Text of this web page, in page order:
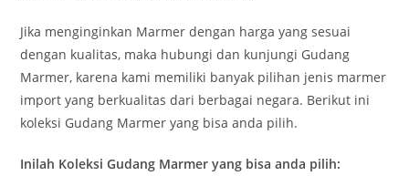
Jika menginginkan Marmer dengan harga yang sesuai
dengan kualitas, maka hubungi dan kunjungi Gudang
Marmer, karena kami memiliki banyak pilihan jenis marmer
import yang berkualitas dari berbagai negara. Berikut ini
koleksi Gudang Marmer yang bisa anda pilih.
Inilah Koleksi Gudang Marmer yang bisa anda pilih: